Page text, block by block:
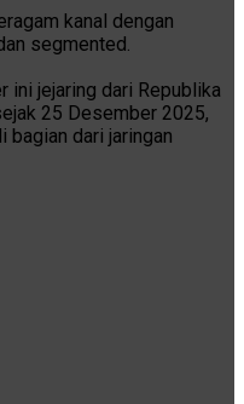
kanal dengan
segmented.
ini jejaring dari Republika
25 Desember 2025,
bagian dari jaringan